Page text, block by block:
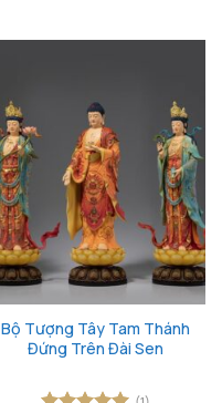
Bộ Tượng Tây Tam Thánh
Đứng Trên Đài Sen